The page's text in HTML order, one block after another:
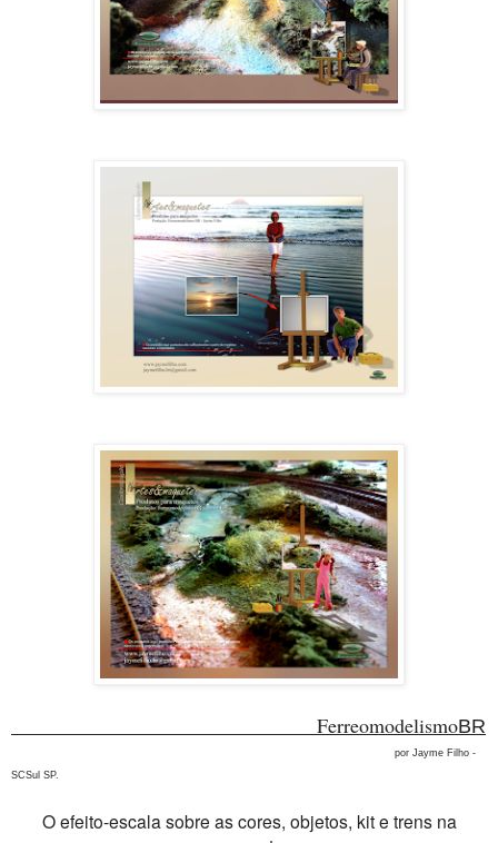
FerreomodelismoBR
por Jayme Filho -
SCSul SP.
O efeito-escala sobre as cores, objetos, kit e trens na